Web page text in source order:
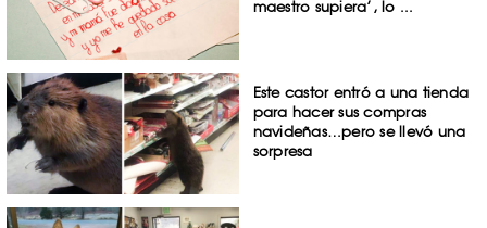
maestro supiera’, lo ...
Este castor entró a una tienda
para hacer sus compras
navideñas…pero se llevó una
sorpresa